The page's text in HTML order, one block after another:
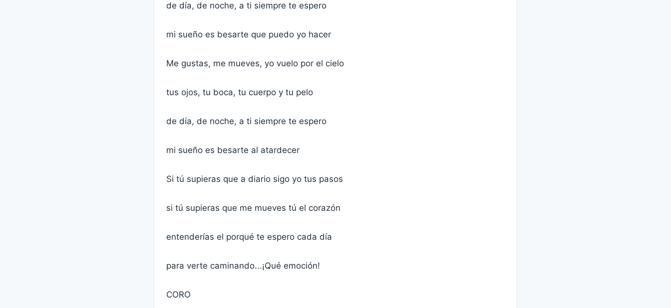
de día, de noche, a ti siempre te espero
mi sueño es besarte que puedo yo hacer
Me gustas, me mueves, yo vuelo por el cielo
tus ojos, tu boca, tu cuerpo y tu pelo
de día, de noche, a ti siempre te espero
mi sueño es besarte al atardecer
Si tú supieras que a diario sigo yo tus pasos
si tú supieras que me mueves tú el corazón
entenderías el porqué te espero cada día
para verte caminando...¡Qué emoción!
CORO